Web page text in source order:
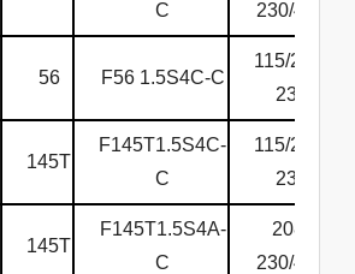
C
230/460
56 F56 1.5S4C-C
115/208-
230
145T
F145T1.5S4C-
C
115/208-
230
145T
F145T1.5S4A-
C
208-
230/460